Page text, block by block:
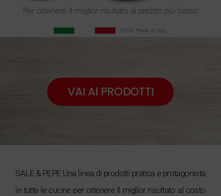
VAI AI PRODOTTI
SALE & PEPE Una linea di prodotti pratica e protagonista
in tutte le cucine per ottenere il miglior risultato al costo